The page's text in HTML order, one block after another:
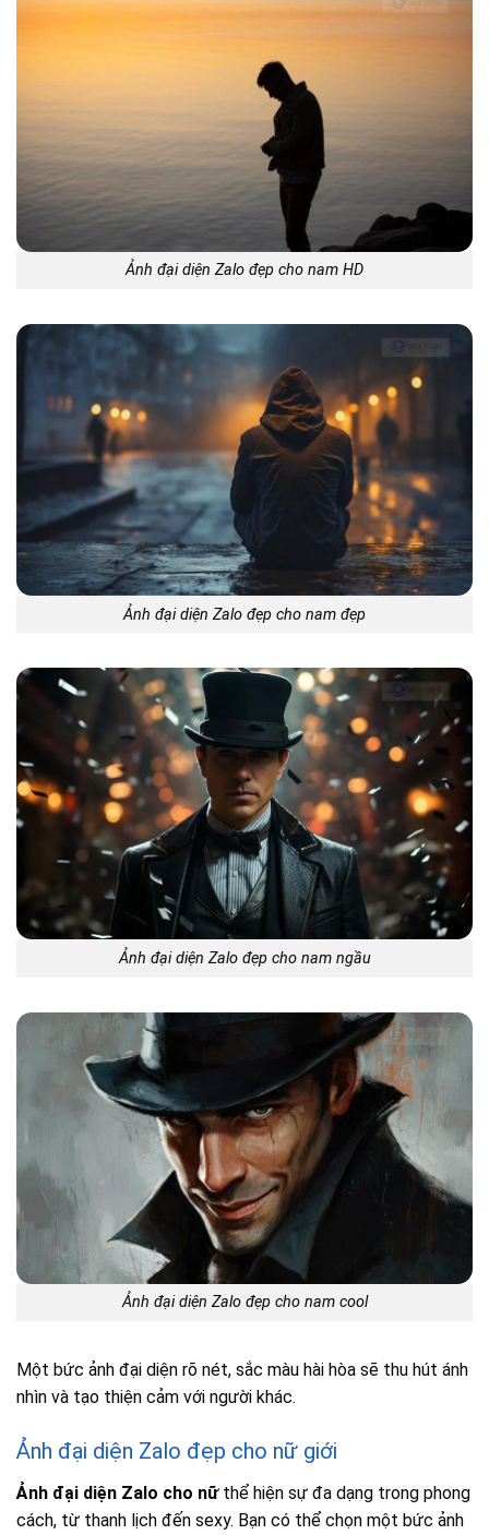
Ảnh đại diện Zalo đẹp cho nam HD
Ảnh đại diện Zalo đẹp cho nam đẹp
Ảnh đại diện Zalo đẹp cho nam ngầu
Ảnh đại diện Zalo đẹp cho nam cool
Một bức ảnh đại diện rõ nét, sắc màu hài hòa sẽ thu hút ánh
nhìn và tạo thiện cảm với người khác.
Ảnh đại diện Zalo đẹp cho nữ giới
Ảnh đại diện Zalo cho nữ thể hiện sự đa dạng trong phong
cách, từ thanh lịch đến sexy. Bạn có thể chọn một bức ảnh